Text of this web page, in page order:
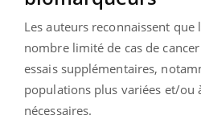
Les auteurs reconnaissent
nombre limité de cas de
essais supplémentaires,
populations plus variées et/ou
nécessaires.